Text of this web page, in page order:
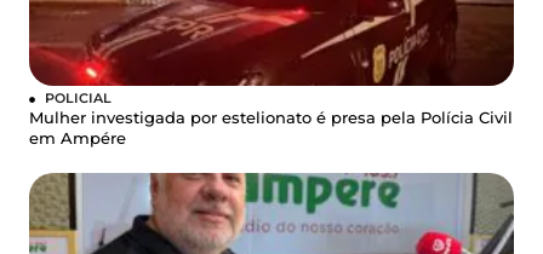
POLICIAL
Mulher investigada por estelionato é presa pela Polícia Civil
em Ampére